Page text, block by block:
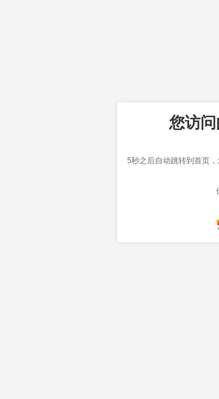
您访
5秒之后自动跳转到首页